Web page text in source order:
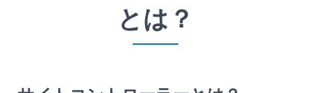
とは？